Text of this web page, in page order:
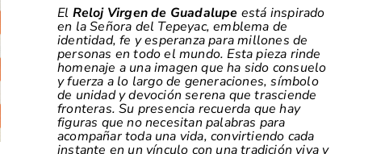
El Reloj Virgen de Guadalupe está inspirado
en la Señora del Tepeyac, emblema de
identidad, fe y esperanza para millones de
personas en todo el mundo. Esta pieza rinde
homenaje a una imagen que ha sido consuelo
y fuerza a lo largo de generaciones, símbolo
de unidad y devoción serena que trasciende
fronteras. Su presencia recuerda que hay
figuras que no necesitan palabras para
acompañar toda una vida, convirtiendo cada
instante en un vínculo con una tradición viva y